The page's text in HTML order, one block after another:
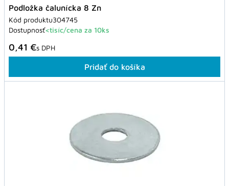
Podložka čalunícka 8 Zn
Kód produktu304745
Dostupnosť<tisíc/cena za 10ks
0,41 €s DPH
Pridať do košíka